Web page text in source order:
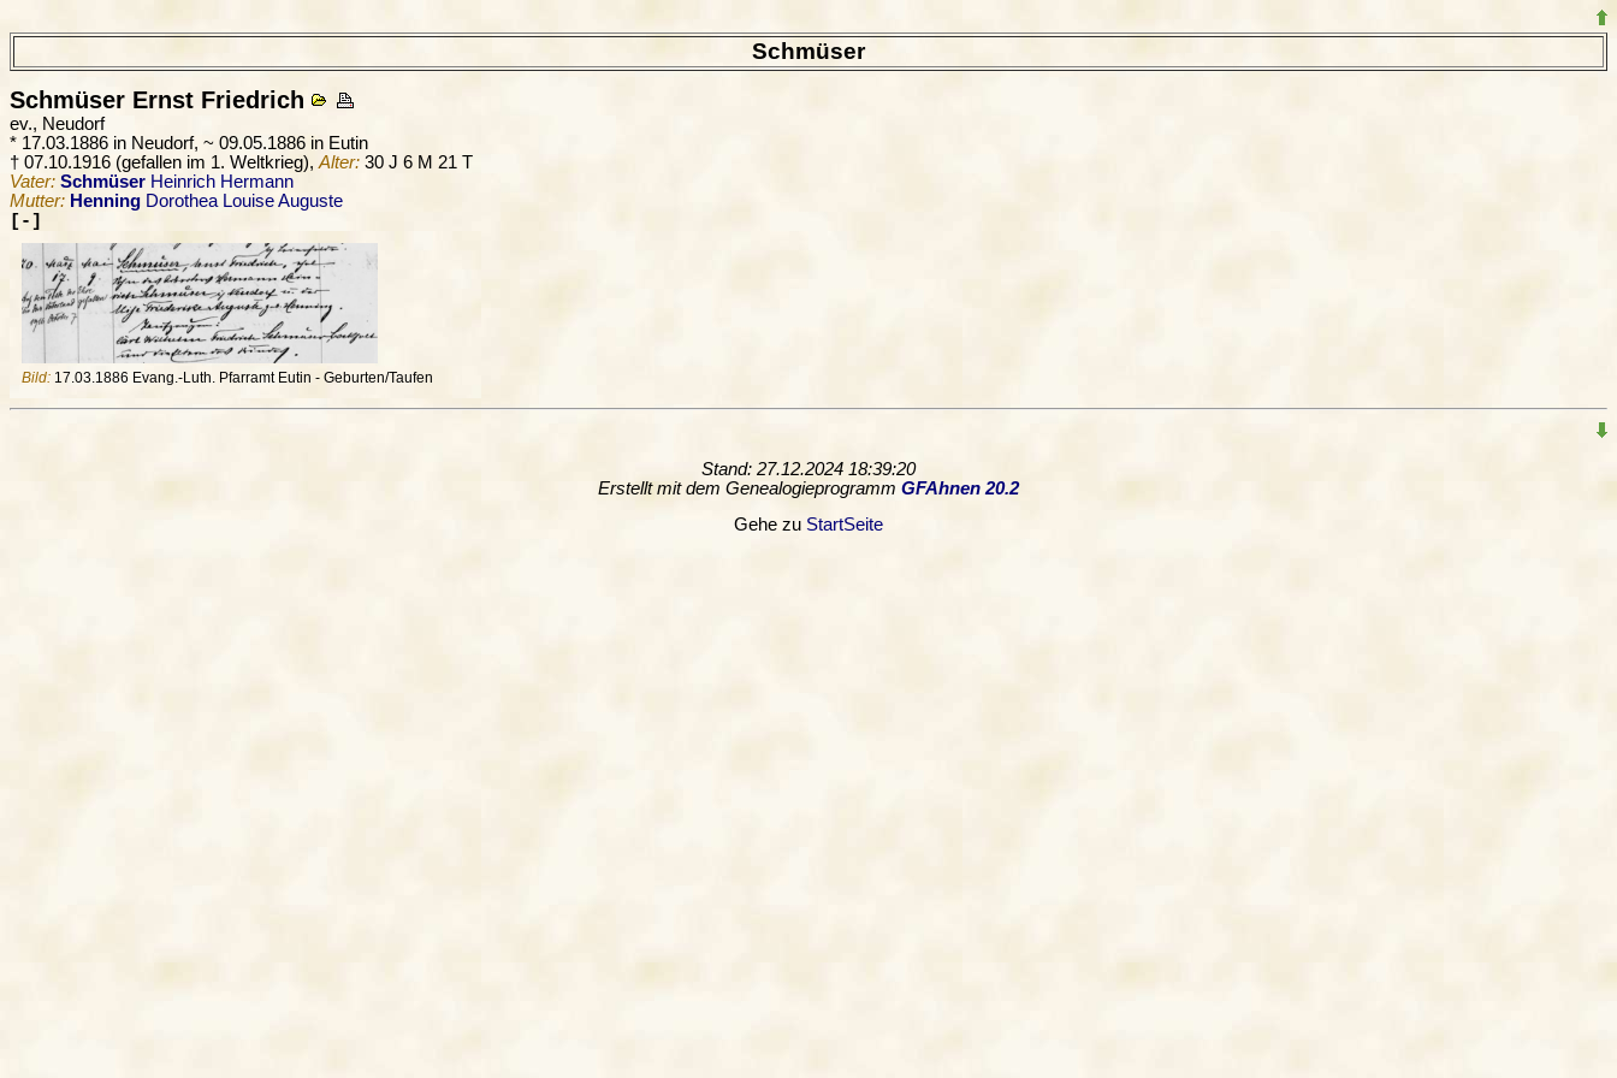
Schmüser
Schmüser Ernst Friedrich
ev., Neudorf
* 17.03.1886 in Neudorf, ~ 09.05.1886 in Eutin
† 07.10.1916 (gefallen im 1. Weltkrieg),Alter: 30 J 6 M 21 T
Vater: Schmüser Heinrich Hermann
Mutter: Henning Dorothea Louise Auguste
[-]
Bild: 17.03.1886 Evang.-Luth. Pfarramt Eutin - Geburten/Taufen
Stand: 27.12.2024 18:39:20
Erstellt mit dem Genealogieprogramm GFAhnen 20.2
Gehe zu StartSeite